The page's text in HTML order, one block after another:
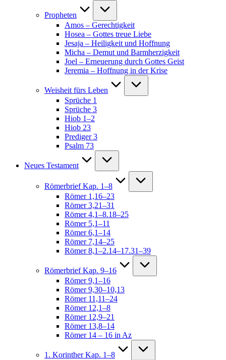
Propheten
Amos – Gerechtigkeit
Hosea – Gottes treue Liebe
Jesaja – Heiligkeit und Hoffnung
Micha – Demut und Barmherzigkeit
Joel – Erneuerung durch Gottes Geist
Jeremia – Hoffnung in der Krise
Weisheit fürs Leben
Sprüche 1
Sprüche 3
Hiob 1–2
Hiob 23
Prediger 3
Psalm 73
Neues Testament
Römerbrief Kap. 1–8
Römer 1,16–23
Römer 3,21–31
Römer 4,1–8.18–25
Römer 5,1–11
Römer 6,1–14
Römer 7,14–25
Römer 8,1–2.14–17.31–39
Römerbrief Kap. 9–16
Römer 9,1–16
Römer 9,30–10,13
Römer 11,11–24
Römer 12,1–8
Römer 12,9–21
Römer 13,8–14
Römer 14 – 16 in Az
1. Korinther Kap. 1–8